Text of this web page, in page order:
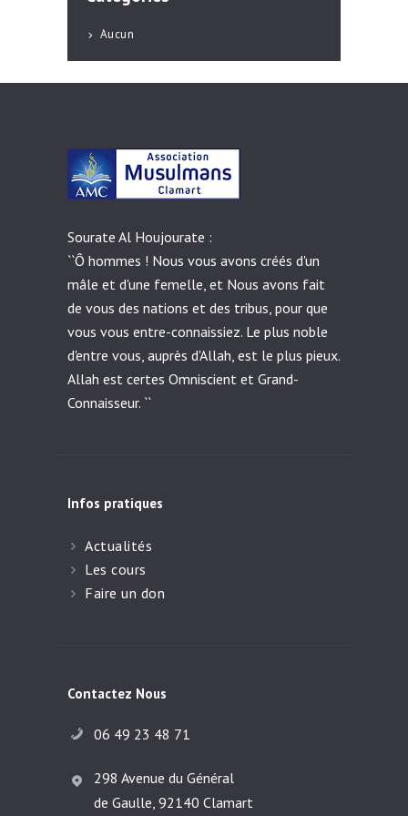
Aucun
Sourate Al Houjourate :
``Ô hommes ! Nous vous avons créés d'un
mâle et d'une femelle, et Nous avons fait
de vous des nations et des tribus, pour que
vous vous entre-connaissiez. Le plus noble
d'entre vous, auprès d'Allah, est le plus pieux.
Allah est certes Omniscient et Grand-
Connaisseur. ``
Infos pratiques
Actualités
Les cours
Faire un don
Contactez Nous
06 49 23 48 71
298 Avenue du Général
de Gaulle, 92140 Clamart